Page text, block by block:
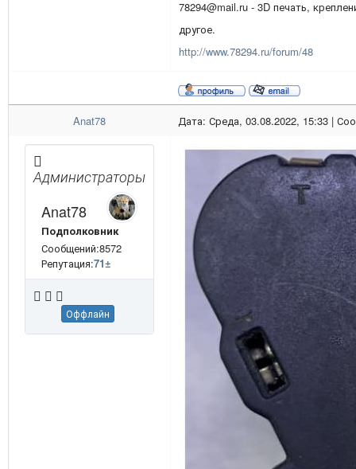
78294@mail.ru - 3D печать,
другое.
http://www.78294.ru/forum/48
Anat78 Дата: Среда, 03.08.2022, 15:33 |
Администраторы
Anat78
Подполковник
Сообщений:8572
Репутация:71±
Оффлайн